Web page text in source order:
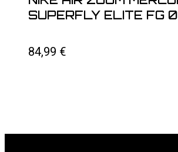
SUPERFLY ELITE FG
84,99 €